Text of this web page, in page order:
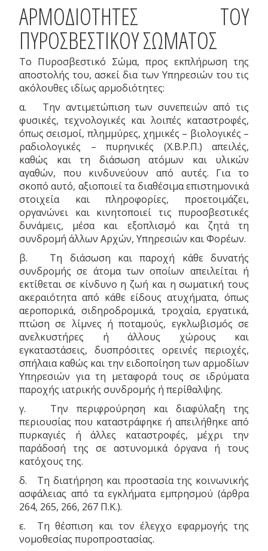
ΑΡΜΟΔΙΟΤΗΤΕΣ ΤΟΥ
ΠΥΡΟΣΒΕΣΤΙΚΟΥ ΣΩΜΑΤΟΣ
Το Πυροσβεστικό Σώμα, προς εκπλήρωση της
αποστολής του, ασκεί δια των Υπηρεσιών του τις
ακόλουθες ιδίως αρμοδιότητες:
α. Την αντιμετώπιση των συνεπειών από τις
φυσικές, τεχνολογικές και λοιπές καταστροφές,
όπως σεισμοί, πλημμύρες, χημικές – βιολογικές –
ραδιολογικές – πυρηνικές (Χ.Β.Ρ.Π.) απειλές,
καθώς και τη διάσωση ατόμων και υλικών
αγαθών, που κινδυνεύουν από αυτές. Για το
σκοπό αυτό, αξιοποιεί τα διαθέσιμα επιστημονικά
στοιχεία και πληροφορίες, προετοιμάζει,
οργανώνει και κινητοποιεί τις πυροσβεστικές
δυνάμεις, μέσα και εξοπλισμό και ζητά τη
συνδρομή άλλων Αρχών, Υπηρεσιών και Φορέων.
β. Τη διάσωση και παροχή κάθε δυνατής
συνδρομής σε άτομα των οποίων απειλείται ή
εκτίθεται σε κίνδυνο η ζωή και η σωματική τους
ακεραιότητα από κάθε είδους ατυχήματα, όπως
αεροπορικά, σιδηροδρομικά, τροχαία, εργατικά,
πτώση σε λίμνες ή ποταμούς, εγκλωβισμός σε
ανελκυστήρες ή άλλους χώρους και
εγκαταστάσεις, δυσπρόσιτες ορεινές περιοχές,
σπήλαια καθώς και την ειδοποίηση των αρμοδίων
Υπηρεσιών για τη μεταφορά τους σε ιδρύματα
παροχής ιατρικής συνδρομής ή περίθαλψης.
γ. Την περιφρούρηση και διαφύλαξη της
περιουσίας που καταστράφηκε ή απειλήθηκε από
πυρκαγιές ή άλλες καταστροφές, μέχρι την
παράδοσή της σε αστυνομικά όργανα ή τους
κατόχους της.
δ. Τη διατήρηση και προστασία της κοινωνικής
ασφάλειας από τα εγκλήματα εμπρησμού (άρθρα
264, 265, 266, 267 Π.Κ.).
ε. Τη θέσπιση και τον έλεγχο εφαρμογής της
νομοθεσίας πυροπροστασίας.